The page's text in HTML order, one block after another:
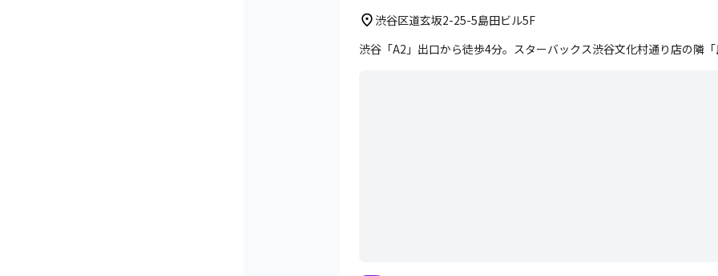
渋谷区道玄坂2-25-5島田ビル5F
渋谷「A2」出口から徒歩4分。スターバックス渋谷文化村通り店の隣「